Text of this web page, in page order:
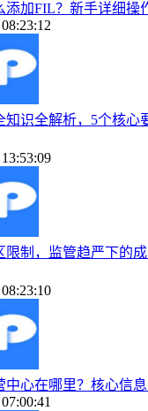
添加FIL？新手详细操
知识全解析，5个核心
限制，监管趋严下的
中心在哪里？核心信